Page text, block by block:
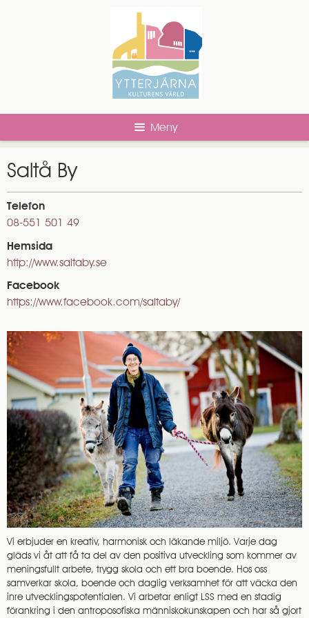
Meny
Saltå By
Telefon
08-551 501 49
Hemsida
http://www.saltaby.se
Facebook
https://www.facebook.com/saltaby/
Vi erbjuder en kreativ, harmonisk och läkande miljö. Varje dag
gläds vi åt att få ta del av den positiva utveckling som kommer av
meningsfullt arbete, trygg skola och ett bra boende. Hos oss
samverkar skola, boende och daglig verksamhet för att väcka den
inre utvecklingspotentialen. Vi arbetar enligt LSS med en stadig
förankring i den antroposofiska människokunskapen och har så gjort